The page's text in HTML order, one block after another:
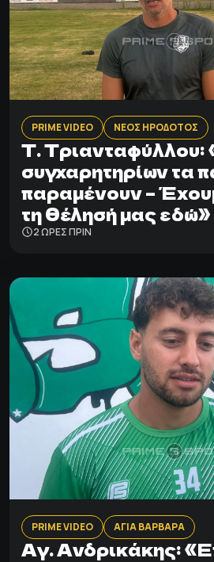
PRIME VIDEO ΝΕΟΣ ΗΡΟΔΟΤΟΣ
T. Tριανταφύλλου:
συγχαρητηρίων τα
παραμένουν –
τη θέλησή μας εδώ»
2 ΩΡΕΣ ΠΡΙΝ
PRIME VIDEO ΑΓΙΑ ΒΑΡΒΑΡΑ
Αγ. Ανδρικάκης: